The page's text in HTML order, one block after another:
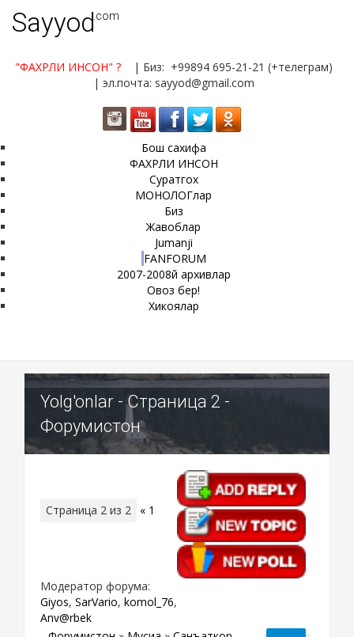
Sayyod.com
"ФАХРЛИ ИНСОН" ?
| Биз: +99894 695-21-21 (+телеграм)
| эл.почта: sayyod@gmail.com
Бош сахифа
ФАХРЛИ ИНСОН
Суратгох
МОНОЛОГлар
Биз
Жавоблар
Jumanji
FANFORUM
2007-2008й архивлар
Овоз бер!
Хикоялар
Yolg'onlar - Страница 2 -
Форумистон
Страница 2 из 2 « 1
Модератор форума:
Giyos, SarVario, komol_76,
Anv@rbek